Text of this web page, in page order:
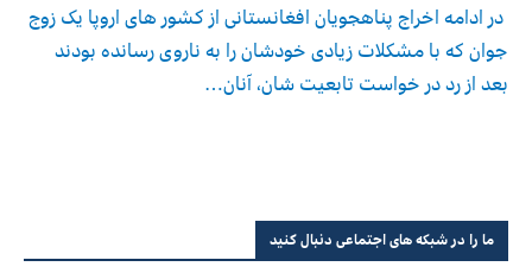
در ادامه اخراج پناهجویان افغانستانی از کشور های اروپا یک زوج
جوان که با مشکلات زیادی خودشان را به ناروی رسانده بودند
بعد از رد در خواست تابعیت شان، آنان…
ما را در شبکه های اجتماعی دنبال کنید